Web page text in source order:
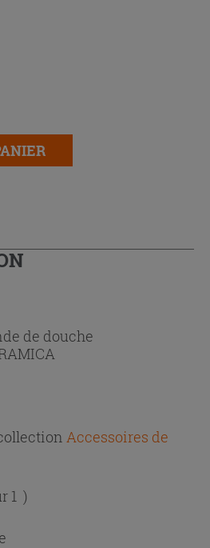
de douche
Accessoires de
1 )